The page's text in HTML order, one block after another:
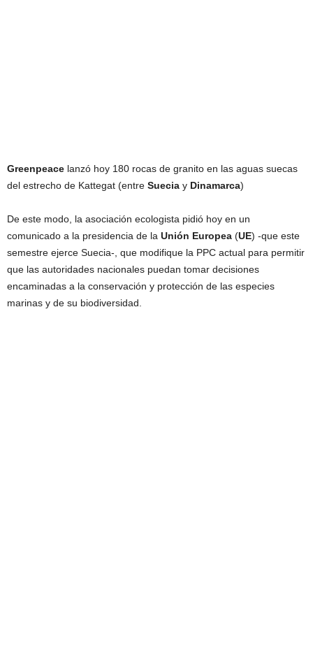
Greenpeace lanzó hoy 180 rocas de granito en las aguas suecas
del estrecho de Kattegat (entre Suecia y Dinamarca)
De este modo, la asociación ecologista pidió hoy en un
comunicado a la presidencia de la Unión Europea (UE) -que este
semestre ejerce Suecia-, que modifique la PPC actual para permitir
que las autoridades nacionales puedan tomar decisiones
encaminadas a la conservación y protección de las especies
marinas y de su biodiversidad.